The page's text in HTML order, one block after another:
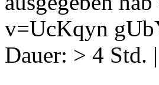
v=UcKqyn
Dauer: > 4 Std. |